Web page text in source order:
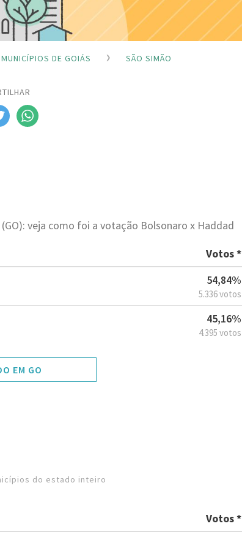
MUNICÍPIOS DE GOIÁS SÃO SIMÃO
veja como foi a votação Bolsonaro x Haddad
Votos *
54,84%
5.336 votos
45,16%
4.395 votos
EM GO
do estado inteiro
Votos *